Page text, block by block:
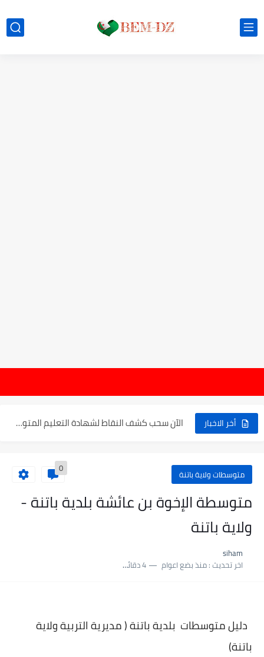
أخر الاخبار
الإعلان عن نتائج بكالوريا 2025 في الجزائر يوم 20...
الآن سحب كشف النقاط لشهادة التعليم المتوسط 2025
حساب معدل شهادة التعليم المتوسط بيام 2025
متوسطات ولاية باتنة 0
متوسطة الإخوة بن عائشة بلدية باتنة -
ولاية باتنة
siham
اخر تحديث :منذ بضع اعوام 4 دقائق للقراءة
دليل متوسطات بلديةباتنة ( مديرية التربية ولاية
باتنة)